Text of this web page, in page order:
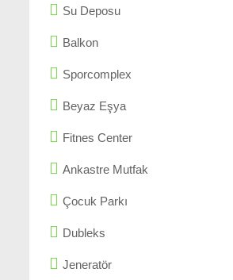
Su Deposu
Balkon
Sporcomplex
Beyaz Eşya
Fitnes Center
Ankastre Mutfak
Çocuk Parkı
Dubleks
Jeneratör